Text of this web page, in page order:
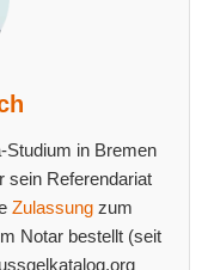
in Bremen
sein Referendariat
Zulassung zum
Notar bestellt (seit